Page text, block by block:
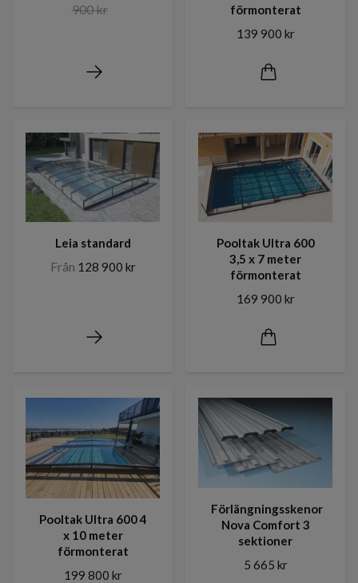
900 kr
förmonterat
139 900 kr
Leia standard
Från 128 900 kr
Pooltak Ultra 600
3,5 x 7 meter
förmonterat
169 900 kr
Pooltak Ultra 600 4
x 10 meter
förmonterat
199 800 kr
Förlängningsskenor
Nova Comfort 3
sektioner
5 665 kr